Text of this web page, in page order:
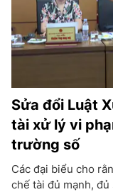
Sửa đổi Luật
tài xử lý vi
trường số
Các đại biểu cho
chế tài đủ mạnh,